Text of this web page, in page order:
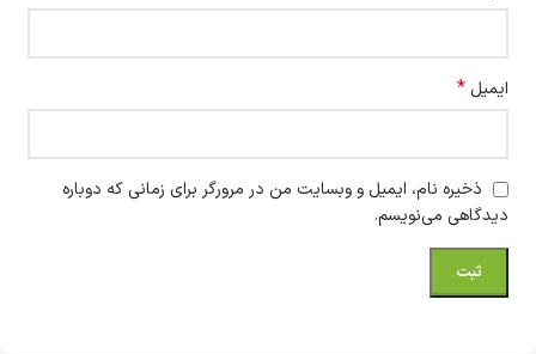
ایمیل *
ذخیره نام، ایمیل و وبسایت من در مرورگر برای زمانی که دوباره
دیدگاهی می‌نویسم.